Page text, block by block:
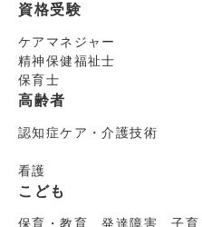
資格受験
ケアマネジャー
精神保健福祉士
保育士
高齢者
認知症ケア・介護技術
看護
こども
保育・教育 発達障害 子育